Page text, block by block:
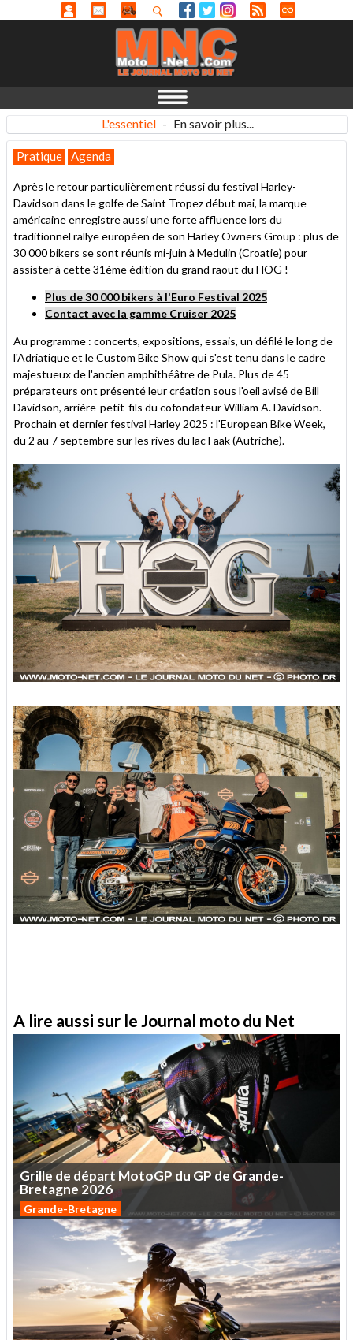
L'essentiel - En savoir plus...
Pratique Agenda
Après le retourparticulièrement réussidu festival Harley-
Davidson dans le golfe de Saint Tropez début mai, la marque
américaine enregistre aussi une forte affluence lors du
traditionnel rallye européen de son Harley Owners Group : plus de
30 000 bikers se sont réunis mi-juin à Medulin (Croatie) pour
assister à cette 31ème édition du grand raout du HOG !
Plus de 30 000 bikers à l'Euro Festival 2025
Contact avec la gamme Cruiser 2025
Au programme : concerts, expositions, essais, un défilé le long de
l'Adriatique et le Custom Bike Show qui s'est tenu dans le cadre
majestueux de l'ancien amphithéâtre de Pula. Plus de 45
préparateurs ont présenté leur création sous l'oeil avisé de Bill
Davidson, arrière-petit-fils du cofondateur William A. Davidson.
Prochain et dernier festival Harley 2025 : l'European Bike Week,
du 2 au 7 septembre sur les rives du lac Faak (Autriche).
A lire aussi sur le Journal moto du Net
Grille de départ MotoGP duGPdeGrande-
Bretagne 2026
Grande-Bretagne